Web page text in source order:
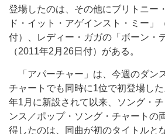
登場したのは、その他にブリトニー
ド・イット・アゲインスト・ミー」
付）、レディー・ガガの「ボーン・
（2011年2月26日付）がある。
「アパーチャー」は、今週のダン
チャートでも同時に1位で初登場し
年1月に新設されて以来、ソング・チ
ンス／ポップ・ソング・チャートの
得したのは、同曲が初のタイトルと